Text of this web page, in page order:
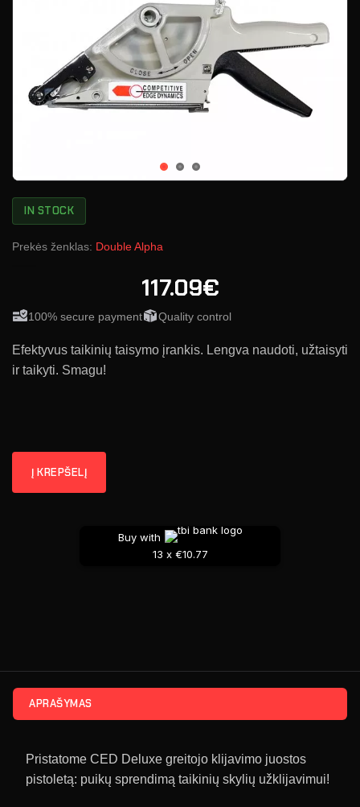
IN STOCK
Prekės ženklas: Double Alpha
117.09€
100% secure payment Quality control
Efektyvus taikinių taisymo įrankis. Lengva naudoti, užtaisyti
ir taikyti. Smagu!
Į KREPŠELĮ
Buy with
13 x €10.77
APRAŠYMAS
Pristatome CED Deluxe greitojo klijavimo juostos
pistoletą: puikų sprendimą taikinių skylių užklijavimui!